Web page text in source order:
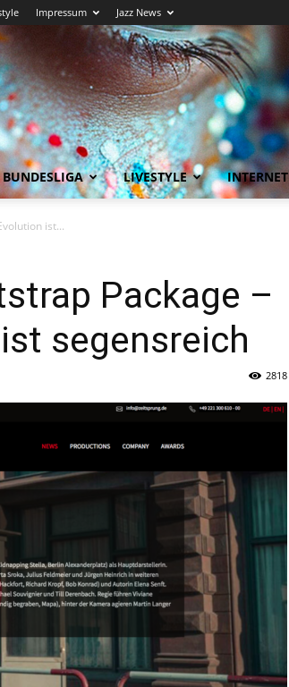
Impressum Jazz News
BUNDESLIGA LIVESTYLE INTERNET
ist...
Package –
segensreich
2818